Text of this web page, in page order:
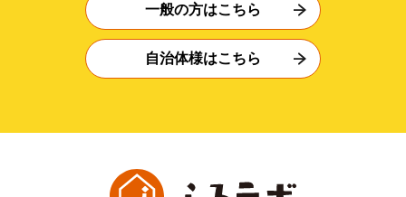
一般の方はこちら
自治体様はこちら